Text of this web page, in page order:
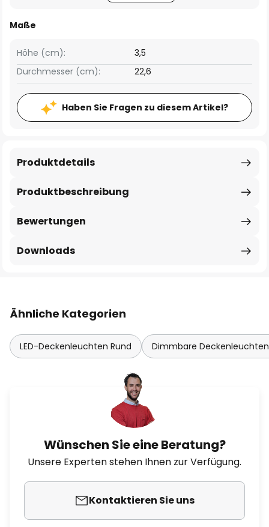
Maße
Höhe (cm):
3,5
Durchmesser (cm):
22,6
Haben Sie Fragen zu diesem Artikel?
Produktbeschreibung
Produktdetails
Bewertungen
Downloads
Ähnliche Kategorien
LED-Deckenleuchten Rund Dimmbare
Wünschen Sie eine Beratung?
Unsere Experten stehen Ihnen zur Verfügung.
Kontaktieren Sie uns